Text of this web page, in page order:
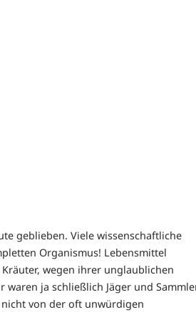
geblieben. Viele wissenschaftliche
Organismus! Lebensmittel
wegen ihrer unglaublichen
ja schließlich Jäger und
von der oft unwürdigen